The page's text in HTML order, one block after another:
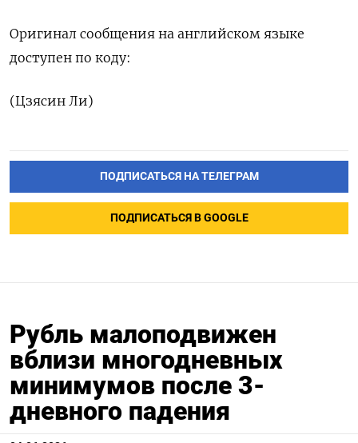
Оригинал сообщения на ‌английском языке
доступен по коду:
(Цзясин Ли)
ПОДПИСАТЬСЯ НА ТЕЛЕГРАМ
ПОДПИСАТЬСЯ В GOOGLE
Рубль малоподвижен
вблизи многодневных
минимумов после 3-
дневного падения